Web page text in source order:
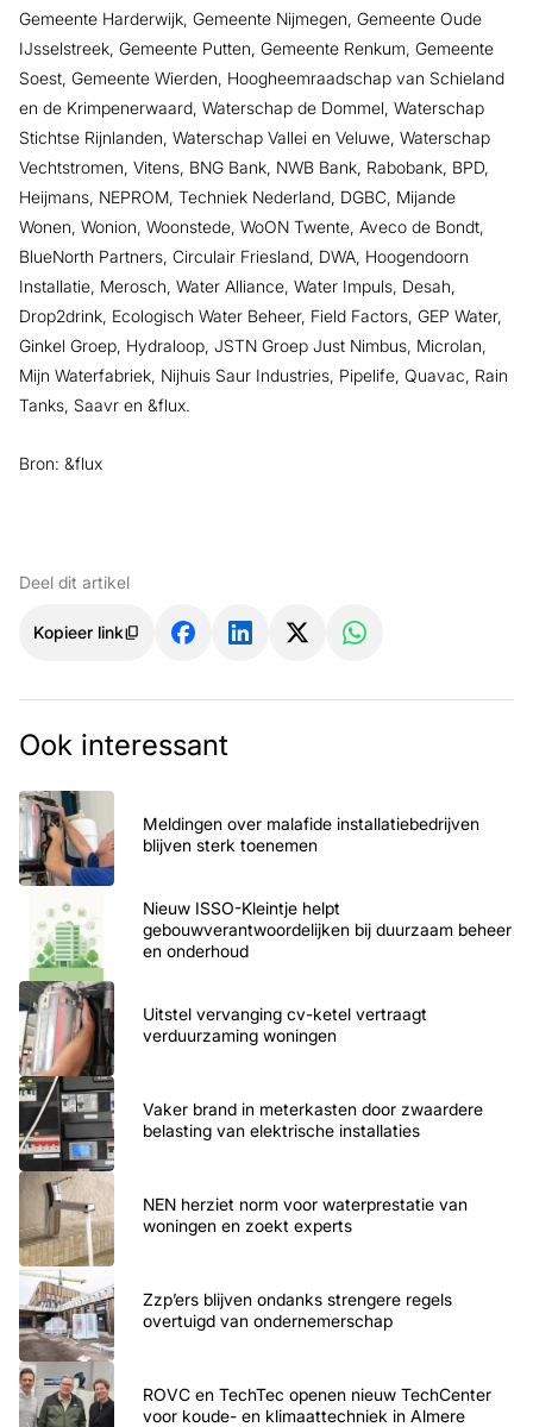
Gemeente Harderwijk, Gemeente Nijmegen, Gemeente Oude
IJsselstreek, Gemeente Putten, Gemeente Renkum, Gemeente
Soest, Gemeente Wierden, Hoogheemraadschap van Schieland
en de Krimpenerwaard, Waterschap de Dommel, Waterschap
Stichtse Rijnlanden, Waterschap Vallei en Veluwe, Waterschap
Vechtstromen, Vitens, BNG Bank, NWB Bank, Rabobank, BPD,
Heijmans, NEPROM, Techniek Nederland, DGBC, Mijande
Wonen, Wonion, Woonstede, WoON Twente, Aveco de Bondt,
BlueNorth Partners, Circulair Friesland, DWA, Hoogendoorn
Installatie, Merosch, Water Alliance, Water Impuls, Desah,
Drop2drink, Ecologisch Water Beheer, Field Factors, GEP Water,
Ginkel Groep, Hydraloop, JSTN Groep Just Nimbus, Microlan,
Mijn Waterfabriek, Nijhuis Saur Industries, Pipelife, Quavac, Rain
Tanks, Saavr en &flux.
Bron: &flux
Deel dit artikel
Kopieer link
Ook interessant
Meldingen over malafide installatiebedrijven
blijven sterk toenemen
Nieuw ISSO-Kleintje helpt
gebouwverantwoordelijken bij duurzaam beheer
en onderhoud
Uitstel vervanging cv-ketel vertraagt
verduurzaming woningen
Vaker brand in meterkasten door zwaardere
belasting van elektrische installaties
NEN herziet norm voor waterprestatie van
woningen en zoekt experts
Zzp’ers blijven ondanks strengere regels
overtuigd van ondernemerschap
ROVC en TechTec openen nieuw TechCenter
voor koude- en klimaattechniek in Almere